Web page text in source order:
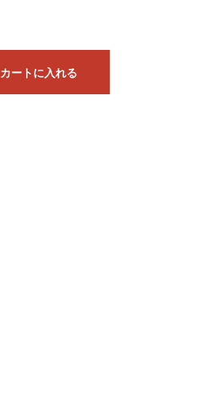
カートに入れる